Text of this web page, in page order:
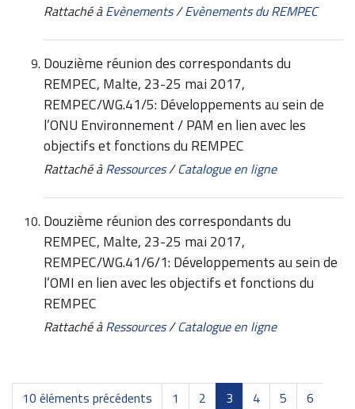
Rattaché à Evènements/Evènements du REMPEC
Douzième réunion des correspondants du
REMPEC, Malte, 23-25 mai 2017,
REMPEC/WG.41/5: Développements au sein de
l’ONU Environnement / PAM en lien avec les
objectifs et fonctions du REMPEC
Rattaché à Ressources/Catalogue en ligne
Douzième réunion des correspondants du
REMPEC, Malte, 23-25 mai 2017,
REMPEC/WG.41/6/1: Développements au sein de
l’OMI en lien avec les objectifs et fonctions du
REMPEC
Rattaché à Ressources/Catalogue en ligne
10 éléments précédents 1 2 3 4 5
6